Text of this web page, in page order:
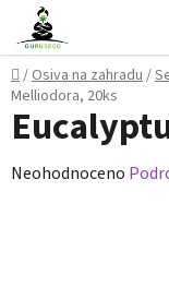
Přejít
obsah
Domů
/Osiva na zahradu/
Melliodora, 20ks
Průměrné
Neohodnoceno